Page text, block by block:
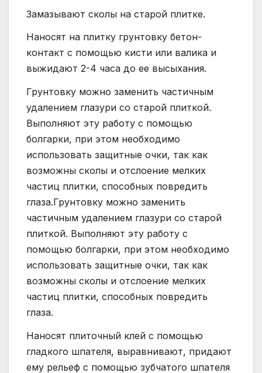
Замазывают сколы на старой плитке.
Наносят на плитку грунтовку бетон-
контакт с помощью кисти или валика и
выжидают 2-4 часа до ее высыхания.
Грунтовку можно заменить частичным
удалением глазури со старой плиткой.
Выполняют эту работу с помощью
болгарки, при этом необходимо
использовать защитные очки, так как
возможны сколы и отслоение мелких
частиц плитки, способных повредить
глаза.Грунтовку можно заменить
частичным удалением глазури со старой
плиткой. Выполняют эту работу с
помощью болгарки, при этом необходимо
использовать защитные очки, так как
возможны сколы и отслоение мелких
частиц плитки, способных повредить
глаза.
Наносят плиточный клей с помощью
гладкого шпателя, выравнивают, придают
ему рельеф с помощью зубчатого шпателя